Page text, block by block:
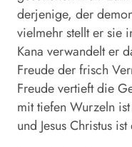
derjenige, der
vielmehr stellt er sie
Kana verwandelt er
Freude der frisch
Freude vertieft die
mit tiefen Wurzeln
und Jesus Christus